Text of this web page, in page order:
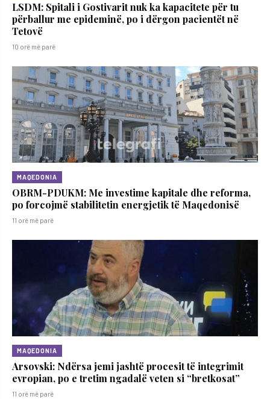
LSDM: Spitali i Gostivarit nuk ka kapacitete për tu
përballur me epideminë, po i dërgon pacientët në
Tetovë
10 orë më parë
MAQEDONIA
OBRM-PDUKM: Me investime kapitale dhe reforma,
po forcojmë stabilitetin energjetik të Maqedonisë
11 orë më parë
MAQEDONIA
Arsovski: Ndërsa jemi jashtë procesit të integrimit
evropian, po e tretim ngadalë veten si “bretkosat”
11 orë më parë